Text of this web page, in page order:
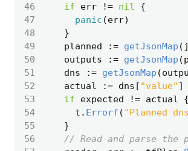
46
if err != nil
{
47
panic (err)
48
}
49
planned := getJsonMap (
50
outputs := getJsonMap (
51
dns := getJsonMap (
52
actual := dns [ "value" ]
53
if expected != actual
{
54
t . Errorf ( "Planned
55
}
56
// Read and parse the